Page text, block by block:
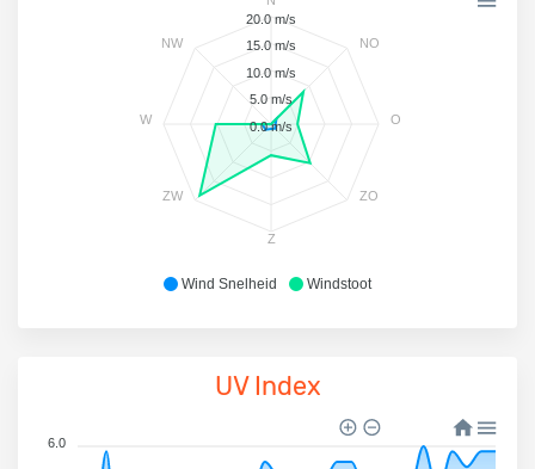
Wind Snelheid Windstoot
NO
O
ZO
Z
ZW
W
NW
20.0 m/s
15.0 m/s
10.0 m/s
5.0 m/s
0.0 m/s
UV Index
6.0